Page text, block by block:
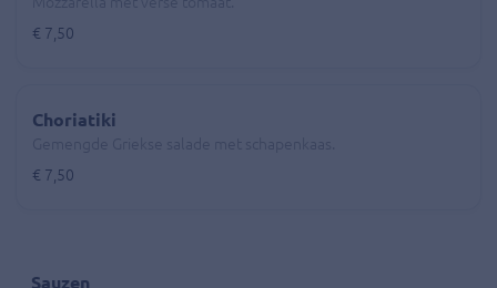
€ 7,50
Choriatiki
€ 7,50
Sauzen